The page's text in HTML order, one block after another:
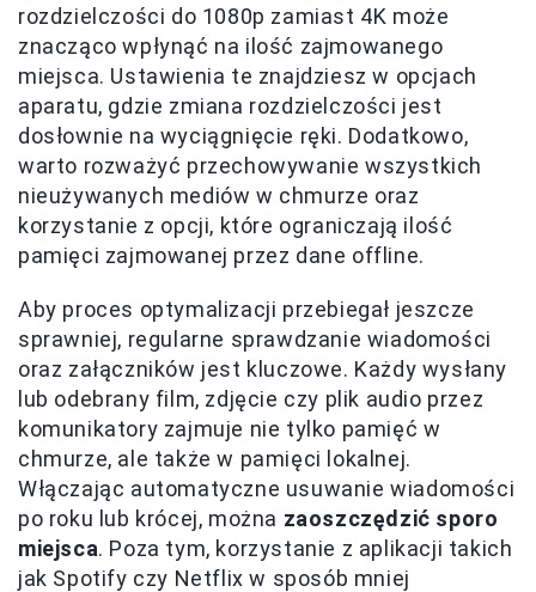
rozdzielczości do 1080p zamiast 4K może
znacząco wpłynąć na ilość zajmowanego
miejsca. Ustawienia te znajdziesz w opcjach
aparatu, gdzie zmiana rozdzielczości jest
dosłownie na wyciągnięcie ręki. Dodatkowo,
warto rozważyć przechowywanie wszystkich
nieużywanych mediów w chmurze oraz
korzystanie z opcji, które ograniczają ilość
pamięci zajmowanej przez dane offline.
Aby proces optymalizacji przebiegał jeszcze
sprawniej, regularne sprawdzanie wiadomości
oraz załączników jest kluczowe. Każdy wysłany
lub odebrany film, zdjęcie czy plik audio przez
komunikatory zajmuje nie tylko pamięć w
chmurze, ale także w pamięci lokalnej.
Włączając automatyczne usuwanie wiadomości
po roku lub krócej, można zaoszczędzić sporo
miejsca. Poza tym, korzystanie z aplikacji takich
jak Spotify czy Netflix w sposób mniej